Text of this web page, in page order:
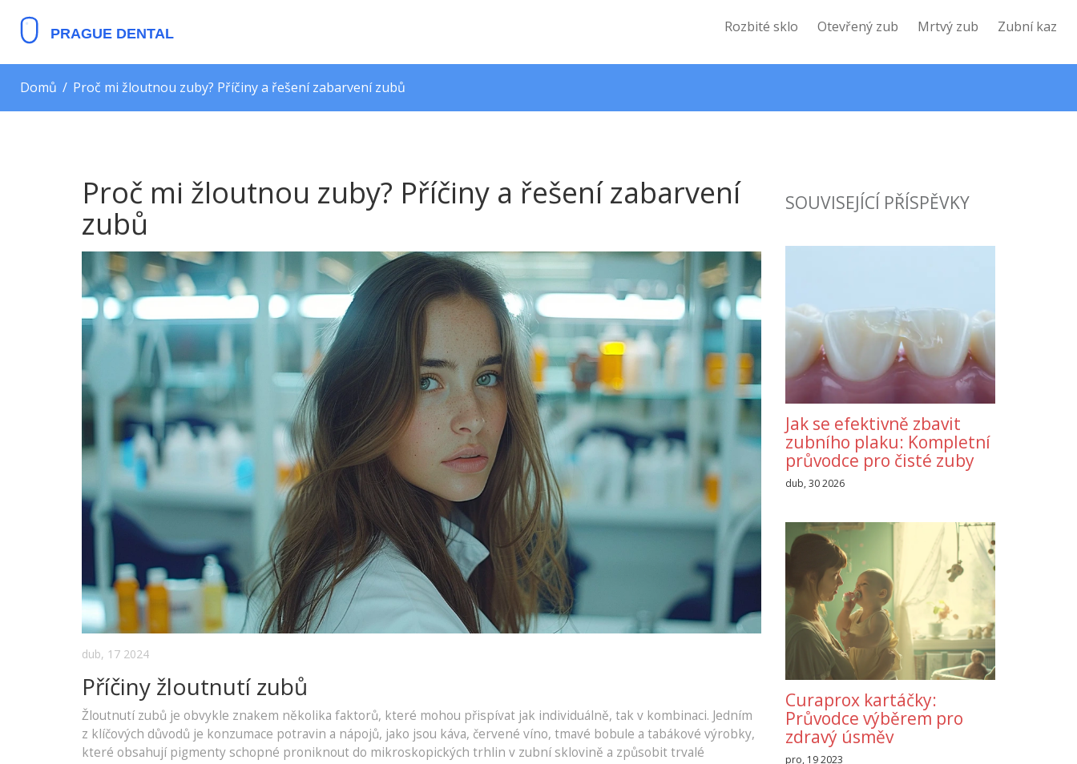
Rozbité sklo Otevřený zub Mrtvý zub Zubní kaz
Domů Proč mi žloutnou zuby? Příčiny a řešení zabarvení zubů
Proč mi žloutnou zuby? Příčiny a řešení zabarvení
zubů
dub, 17 2024
Příčiny žloutnutí zubů
Žloutnutí zubů je obvykle znakem několika faktorů, které mohou přispívat jak individuálně, tak v kombinaci. Jedním
z klíčových důvodů je konzumace potravin a nápojů, jako jsou káva, červené víno, tmavé bobule a tabákové výrobky,
které obsahují pigmenty schopné proniknout do mikroskopických trhlin v zubní sklovině a způsobit trvalé
SOUVISEJÍCÍ PŘÍSPĚVKY
Jak se efektivně zbavit
zubního plaku: Kompletní
průvodce pro čisté zuby
dub, 30 2026
Curaprox kartáčky:
Průvodce výběrem pro
zdravý úsměv
pro, 19 2023